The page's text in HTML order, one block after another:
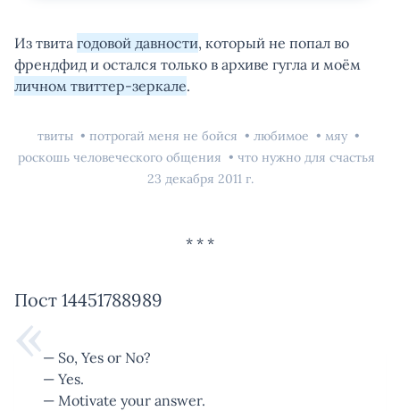
Из твита годовой давности, который не попал во
френдфид и остался только в архиве гугла и моём
личном твиттер-зеркале.
твиты потрогай меня не бойся любимое
мяу
роскошь человеческого общения
что нужно для счастья
23 декабря 2011 г.
Пост 14451788989
— So, Yes or No?
— Yes.
— Motivate your answer.